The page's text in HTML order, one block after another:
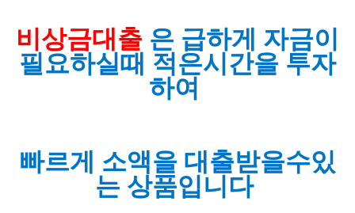
비상금대출 은 급하게 자금이
필요하실때 적은시간을 투자
하여
빠르게 소액을 대출받을수있
는 상품입니다